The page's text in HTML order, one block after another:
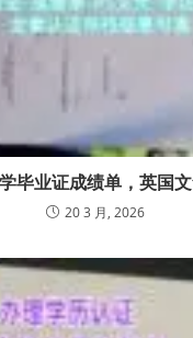
毕业证成绩单，英国
20 3 月, 2026